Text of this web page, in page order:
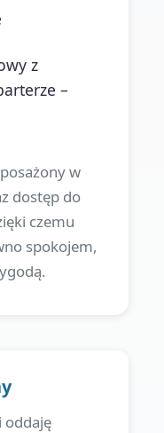
z
–
w
dostęp do
czemu
spokojem,
oddaję